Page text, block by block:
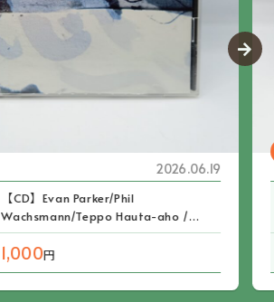
2026.06.19
【CD】Evan Parker/Phil
Wachsmann/Teppo Hauta-aho /
The Needles (CD LR 348/349)
1,000円